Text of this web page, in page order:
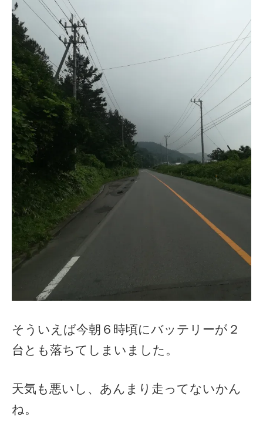
そういえば今朝６時頃にバッテリーが２
台とも落ちてしまいました。
天気も悪いし、あんまり走ってないかん
ね。